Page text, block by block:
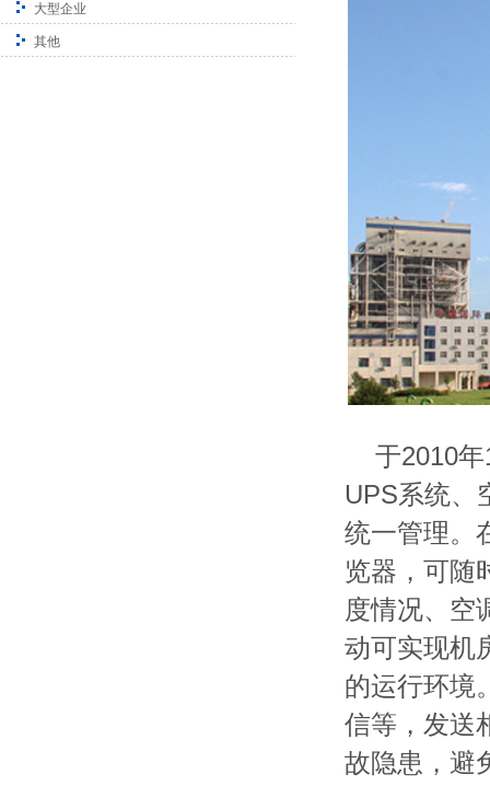
大型企业
其他
于2010年
UPS系统、
统一管理。
览器，可随
度情况、空
动可实现机
的运行环境
信等，发送
故隐患，避